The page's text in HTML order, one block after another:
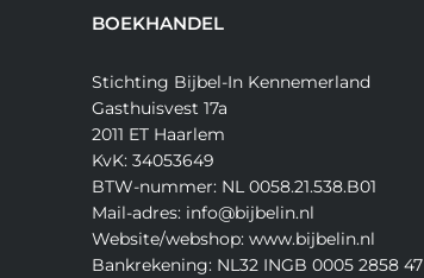
BOEKHANDEL
Stichting Bijbel-In Kennemerland
Gasthuisvest 17a
2011 ET Haarlem
KvK: 34053649
BTW-nummer: NL 0058.21.538.B01
Mail-adres: info@bijbelin.nl
Website/webshop: www.bijbelin.nl
Bankrekening: NL32 INGB 0005 2858 47